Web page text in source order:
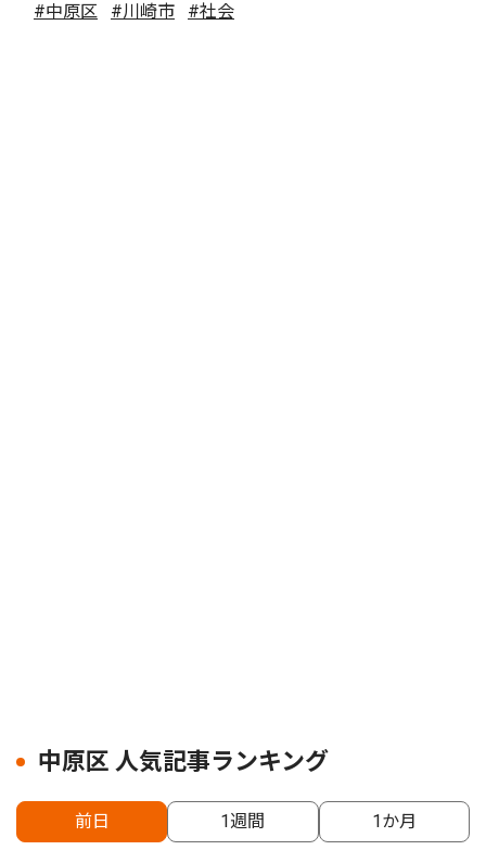
#中原区 #川崎市 #社会
中原区 人気記事ランキング
前日 1週間 1か月